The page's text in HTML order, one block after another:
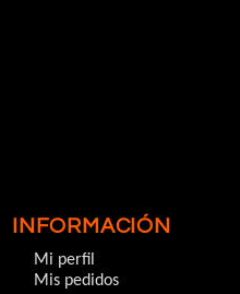
INFORMACIÓN
Mi perfil
Mis pedidos